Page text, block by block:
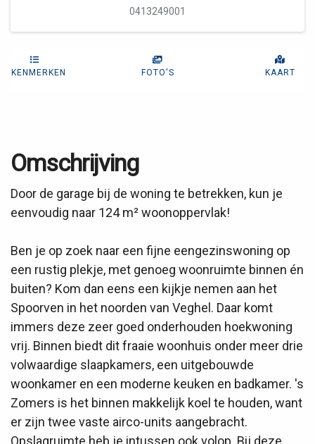
0413249001
KENMERKEN FOTO'S KAART
Omschrijving
Door de garage bij de woning te betrekken, kun je
eenvoudig naar 124 m² woonoppervlak!
Ben je op zoek naar een fijne eengezinswoning op
een rustig plekje, met genoeg woonruimte binnen én
buiten? Kom dan eens een kijkje nemen aan het
Spoorven in het noorden van Veghel. Daar komt
immers deze zeer goed onderhouden hoekwoning
vrij. Binnen biedt dit fraaie woonhuis onder meer drie
volwaardige slaapkamers, een uitgebouwde
woonkamer en een moderne keuken en badkamer. 's
Zomers is het binnen makkelijk koel te houden, want
er zijn twee vaste airco-units aangebracht.
Opslagruimte heb je intussen ook volop. Bij deze